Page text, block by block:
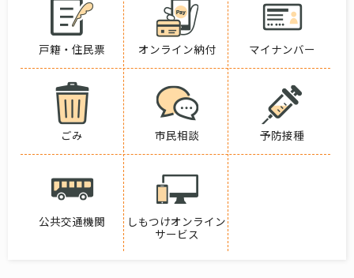
戸籍・住民票 オンライン納付 マイナンバー
ごみ 市民相談 予防接種
公共交通機関
しもつけオンライン
サービス